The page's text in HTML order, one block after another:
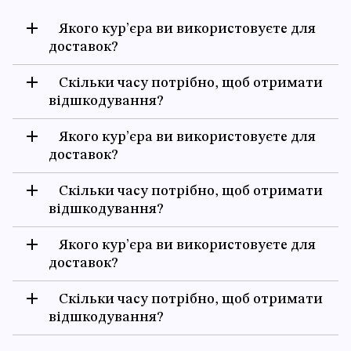
Якого кур’єра ви використовуєте для
доставок?
Скільки часу потрібно, щоб отримати
відшкодування?
Якого кур’єра ви використовуєте для
доставок?
Скільки часу потрібно, щоб отримати
відшкодування?
Якого кур’єра ви використовуєте для
доставок?
Скільки часу потрібно, щоб отримати
відшкодування?